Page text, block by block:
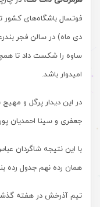
ساوه را شکست داد تا
امیدوار باشد.
جعفری و سینا احمدیان پور هر کدام ۲ گل
همان رده نهم جدول رده
تیم آذرخش در هفته